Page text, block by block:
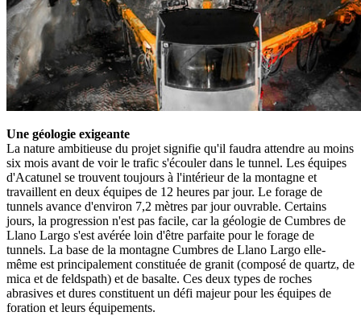
Une géologie exigeante
La nature ambitieuse du projet signifie qu'il faudra attendre au moins
six mois avant de voir le trafic s'écouler dans le tunnel. Les équipes
d'Acatunel se trouvent toujours à l'intérieur de la montagne et
travaillent en deux équipes de 12 heures par jour. Le forage de
tunnels avance d'environ 7,2 mètres par jour ouvrable. Certains
jours, la progression n'est pas facile, car la géologie de Cumbres de
Llano Largo s'est avérée loin d'être parfaite pour le forage de
tunnels. La base de la montagne Cumbres de Llano Largo elle-
même est principalement constituée de granit (composé de quartz, de
mica et de feldspath) et de basalte. Ces deux types de roches
abrasives et dures constituent un défi majeur pour les équipes de
foration et leurs équipements.